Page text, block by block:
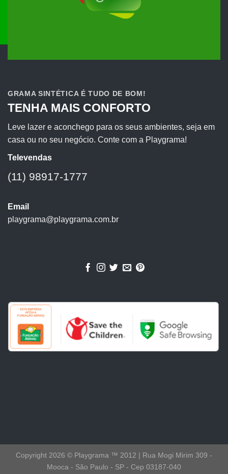
GRAMA SINTÉTICA É TUDO DE BOM!
TENHA MAIS CONFORTO
Leve lazer e aconchego para os seus ambientes, seja em
casa ou no seu negócio. Conte com a Playgrama!
Televendas
(11) 98917-1777
Email
playgrama@playgrama.com.br
Copyright 2026 © Playgrama ™ 2012 | Rua Mogi Mirim 309 -
Mooca - São Paulo - SP - Cep 03187-040